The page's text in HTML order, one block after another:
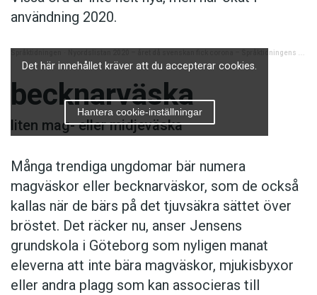
användning 2020.
Det här innehållet kräver att du accepterar cookies.
Hantera cookie-inställningar
Nyordslistan 2020 – året då svenskan fick corona – Språktidningens podd: avsnitt 18
becknarväska
liten mag- eller midjeväska
Många trendiga ungdomar bär numera
magväskor eller becknarväskor, som de också
kallas när de bärs på det tjuvsäkra sättet över
bröstet. Det räcker nu, anser Jensens
grundskola i Göteborg som nyligen manat
eleverna att inte bära magväskor, mjukisbyxor
eller andra plagg som kan associeras till